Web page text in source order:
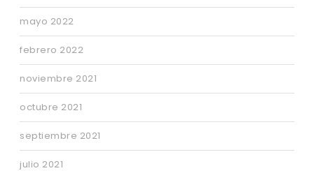
mayo 2022
febrero 2022
noviembre 2021
octubre 2021
septiembre 2021
julio 2021